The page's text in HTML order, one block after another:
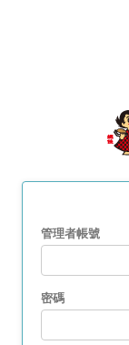
管理者帳號
密碼